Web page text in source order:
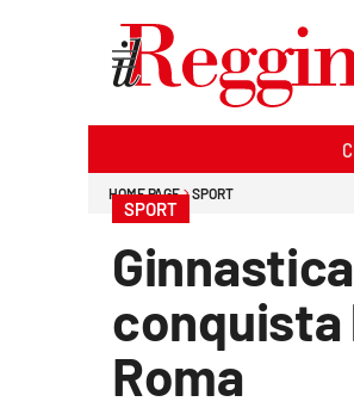
HOME PAGE SPORT
SPORT
conquista
Roma